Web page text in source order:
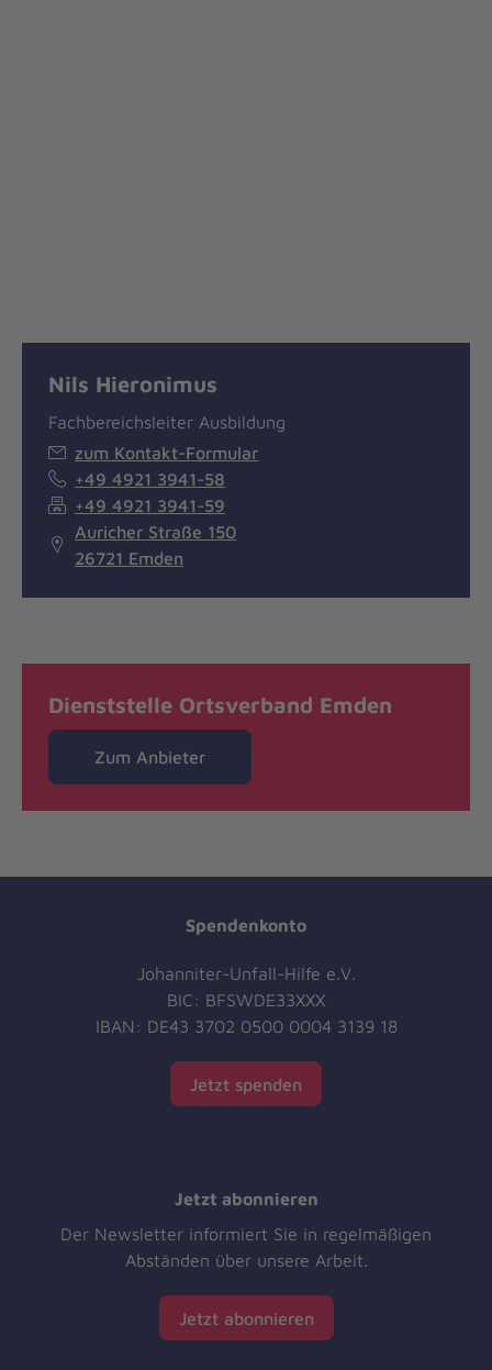
Nils Hieronimus
Fachbereichsleiter Ausbildung
zum Kontakt-Formular
+49 4921 3941-58
+49 4921 3941-59
Auricher Straße 150
26721 Emden
Dienststelle Ortsverband Emden
Zum Anbieter
Spendenkonto
Johanniter-Unfall-Hilfe e.V.
BIC: BFSWDE33XXX
IBAN: DE43 3702 0500 0004 3139 18
Jetzt spenden
Jetzt abonnieren
Der Newsletter informiert Sie in regelmäßigen
Abständen über unsere Arbeit.
Jetzt abonnieren